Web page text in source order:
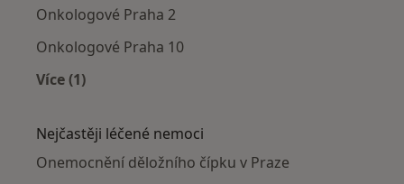
Onkologové Praha 2
Onkologové Praha 10
Více (1)
Nejčastěji léčené nemoci
Onemocnění děložního čípku v Praze